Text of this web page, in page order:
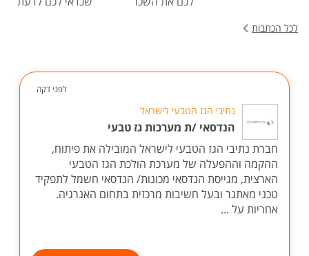
לכל הכתבות
לפני דקה
נתיבי הגז הטבעי לישראל
הנדסאי /ת מערכות גז טבעי
חברת נתיבי הגז הטבעי לישראל המובילה את פיתוח,
ההקמה וההפעלה של מערכת הולכת הגז הטבעי
הארצית, מגייסת הנדסאי מכונות/ הנדסאי חשמל לתפקיד
טכני מאתגר ובעל חשיבות מרכזית בתחום האנרגיה.
אחריות על ...